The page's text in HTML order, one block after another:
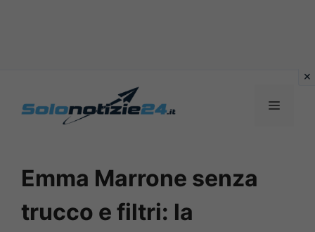
MENU
Emma Marrone senza
trucco e filtri: la